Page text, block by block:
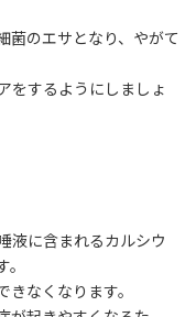
菌のエサとなり、やがて
をするようにしましょ
液に含まれるカルシウ
なくなります。